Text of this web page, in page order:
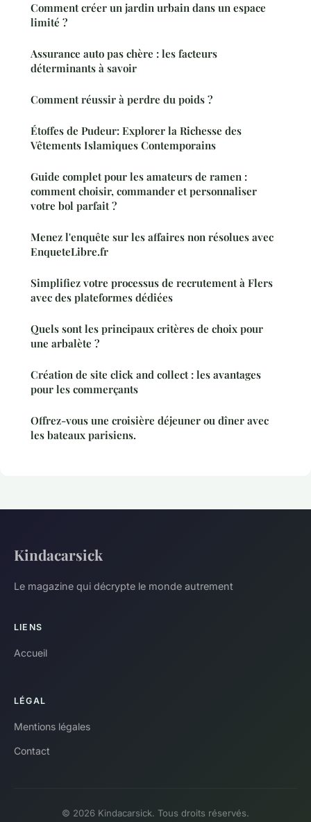
Comment créer un jardin urbain dans un espace
limité ?
Assurance auto pas chère : les facteurs
déterminants à savoir
Comment réussir à perdre du poids ?
Étoffes de Pudeur: Explorer la Richesse des
Vêtements Islamiques Contemporains
Guide complet pour les amateurs de ramen :
comment choisir, commander et personnaliser
votre bol parfait ?
Menez l'enquête sur les affaires non résolues avec
EnqueteLibre.fr
Simplifiez votre processus de recrutement à Flers
avec des plateformes dédiées
Quels sont les principaux critères de choix pour
une arbalète ?
Création de site click and collect : les avantages
pour les commerçants
Offrez-vous une croisière déjeuner ou dîner avec
les bateaux parisiens.
Kindacarsick
Le magazine qui décrypte le monde autrement
LIENS
Accueil
LÉGAL
Mentions légales
Contact
© 2026 Kindacarsick. Tous droits réservés.